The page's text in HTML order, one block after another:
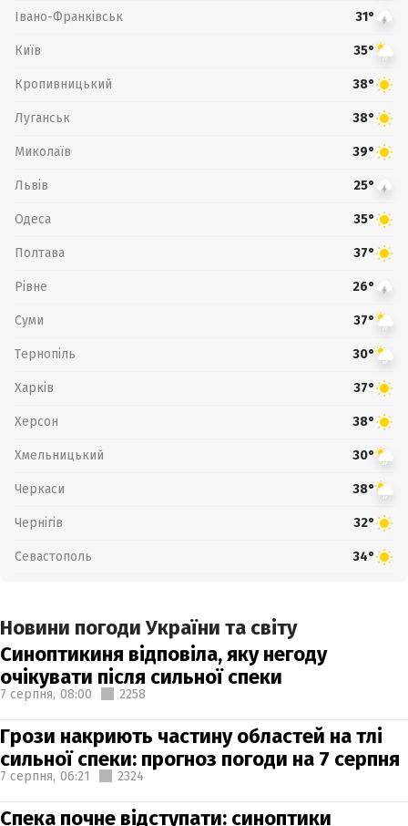
Івано-Франківськ 31°
Київ 35°
Кропивницький 38°
Луганськ 38°
Миколаїв 39°
Львів 25°
Одеса 35°
Полтава 37°
Рівне 26°
Суми 37°
Тернопіль 30°
Харків 37°
Херсон 38°
Хмельницький 30°
Черкаси 38°
Чернігів 32°
Севастополь 34°
Новини погоди України та світу
Синоптикиня відповіла, яку негоду
очікувати після сильної спеки
7 серпня, 08:00 2258
Грози накриють частину областей на тлі
сильної спеки: прогноз погоди на 7 серпня
7 серпня, 06:21 2324
Спека почне відступати: синоптики